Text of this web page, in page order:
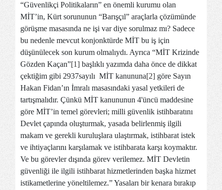
“Güvenlikçi Politikaların” en önemli kurumu olan
MİT’in, Kürt sorununun “Barışçıl” araçlarla çözümünde
görüşme masasında ne işi var diye sorulmaz mı? Sadece
bu nedenle mevcut konjonktürde MİT bu iş için
düşünülecek son kurum olmalıydı. Ayrıca “MİT Krizinde
Gözden Kaçan”[1] başlıklı yazımda daha önce de dikkat
çektiğim gibi 2937sayılı MİT kanununa[2] göre Sayın
Hakan Fidan’ın İmralı masasındaki yasal yetkileri de
tartışmalıdır. Çünkü MİT kanununun 4'üncü maddesine
göre MİT’in temel görevleri; milli güvenlik istihbaratını
Devlet çapında oluşturmak, yasada belirlenmiş ilgili
makam ve gerekli kuruluşlara ulaştırmak, istihbarat istek
ve ihtiyaçlarını karşılamak ve istihbarata karşı koymaktır.
Ve bu görevler dışında görev verilemez. MİT Devletin
güvenliği ile ilgili istihbarat hizmetlerinden başka hizmet
istikametlerine yöneltilemez.” Yasaları bir kenara bırakıp